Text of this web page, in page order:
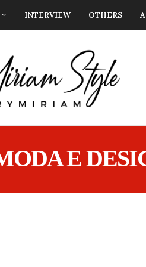
INTERVIEW OTHERS
E